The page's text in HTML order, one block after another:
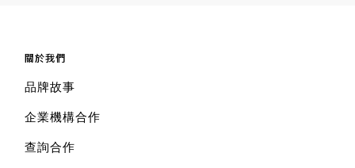
關於我們
品牌故事
企業機構合作
查詢合作